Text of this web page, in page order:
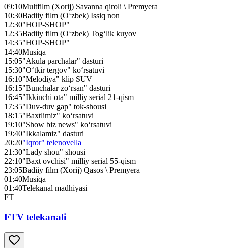
09:10Multfilm (Xorij) Savanna qiroli \ Premyera
10:30Badiiy film (O‘zbek) Issiq non
12:30"HOP-SHOP"
12:35Badiiy film (O‘zbek) Tog‘lik kuyov
14:35"HOP-SHOP"
14:40Musiqa
15:05"Akula parchalar" dasturi
15:30"O‘tkir tergov" ko‘rsatuvi
16:10"Melodiya" klip SUV
16:15"Bunchalar zo‘rsan" dasturi
16:45"Ikkinchi ota" milliy serial 21-qism
17:35"Duv-duv gap" tok-shousi
18:15"Baxtlimiz" ko‘rsatuvi
19:10"Show biz news" ko‘rsatuvi
19:40"Ikkalamiz" dasturi
20:20"Iqror" telenovella
21:30"Lady shou" shousi
22:10"Baxt ovchisi" milliy serial 55-qism
23:05Badiiy film (Xorij) Qasos \ Premyera
01:40Musiqa
01:40Telekanal madhiyasi
FT
FTV telekanali